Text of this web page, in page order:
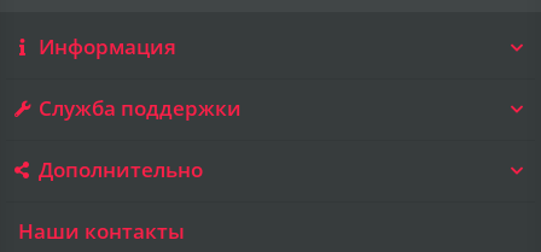
Информация
Служба поддержки
Дополнительно
Наши контакты